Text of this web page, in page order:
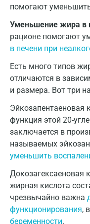
помогают
Уменьшение жира в
рационе помогают
в печени при
Есть много типов
отличаются в
и размера. Вот три
Эйкозапентаеновая
функция этой 20-
заключается в
называемых
уменьшить
Докозагексаеновая
жирная кислота
чрезвычайно важна
функционирования,
беременности.
Жуковский
Звенигород
Зеленоград
Иваново
Ивантеевка
Ижевск
Истра
Йошкар-Ола
Калуга
Кемерово